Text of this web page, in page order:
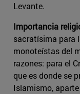
Levante.
Importancia
sacratísima para
monoteístas del
razones: para el
que es donde se
Islamismo,